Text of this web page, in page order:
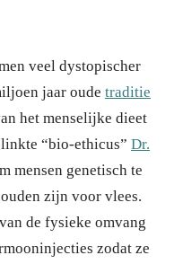
veel dystopischer
jaar oude traditie
het menselijke dieet
“bio-ethicus” Dr.
mensen genetisch te
zijn voor vlees.
de fysieke omvang
zodat ze